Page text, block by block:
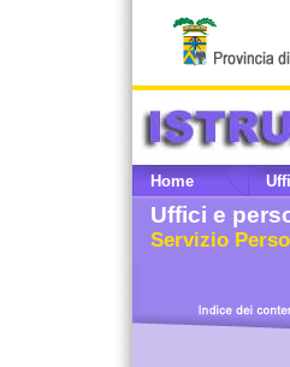
Home
Uffici e
Servizio